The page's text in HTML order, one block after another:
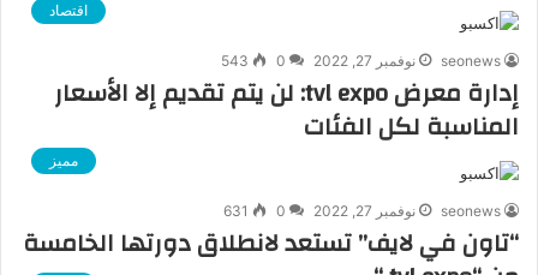
اقتصاد
seonews نوفمبر 27, 2022 0
543
إدارة معرض tvl expo: لن يتم تقديم إلا الأسعار
المناسبة لكل الفئات
مميز
seonews نوفمبر 27, 2022 0
631
“تاون في لايف” تستعد لانطلاق دورتها الخامسة